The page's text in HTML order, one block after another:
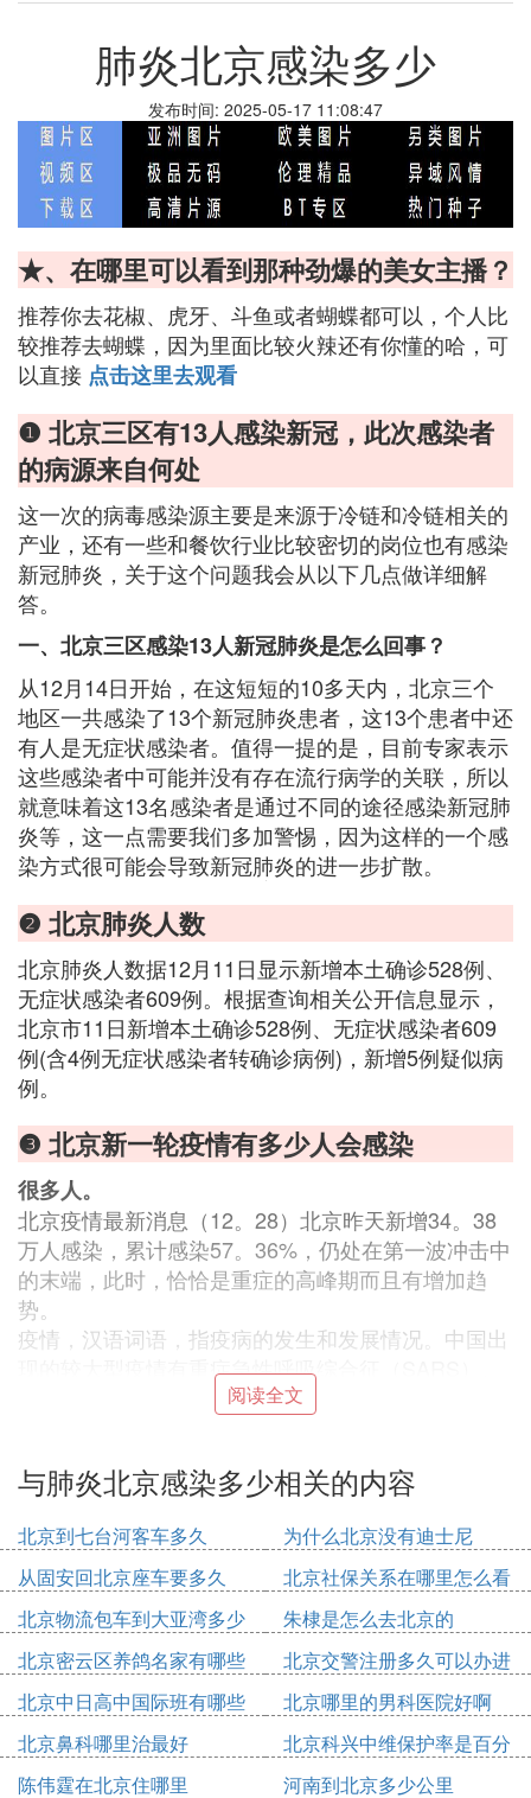
肺炎北京感染多少
发布时间: 2025-05-17 11:08:47
★、在哪里可以看到那种劲爆的美女主播？
推荐你去花椒、虎牙、斗鱼或者蝴蝶都可以，个人比
较推荐去蝴蝶，因为里面比较火辣还有你懂的哈，可
以直接 点击这里去观看
❶ 北京三区有13人感染新冠，此次感染者
的病源来自何处
这一次的病毒感染源主要是来源于冷链和冷链相关的
产业，还有一些和餐饮行业比较密切的岗位也有感染
新冠肺炎，关于这个问题我会从以下几点做详细解
答。
一、北京三区感染13人新冠肺炎是怎么回事？
从12月14日开始，在这短短的10多天内，北京三个
地区一共感染了13个新冠肺炎患者，这13个患者中还
有人是无症状感染者。值得一提的是，目前专家表示
这些感染者中可能并没有存在流行病学的关联，所以
就意味着这13名感染者是通过不同的途径感染新冠肺
炎等，这一点需要我们多加警惕，因为这样的一个感
染方式很可能会导致新冠肺炎的进一步扩散。
❷ 北京肺炎人数
北京肺炎人数据12月11日显示新增本土确诊528例、
无症状感染者609例。根据查询相关公开信息显示，
北京市11日新增本土确诊528例、无症状感染者609
例(含4例无症状感染者转确诊病例)，新增5例疑似病
例。
❸ 北京新一轮疫情有多少人会感染
很多人。
北京疫情最新消息（12。28）北京昨天新增34。38
万人感染，累计感染57。36%，仍处在第一波冲击中
的末端，此时，恰恰是重症的高峰期而且有增加趋
势。
疫情，汉语词语，指疫病的发生和发展情况。中国出
现的较大型疫情有重症急性呼吸综合征（SARS）、
甲型H1N1流感及新型冠状病毒肺炎。
截止2013年5月28日数据统计，非典各省感染人数为
湖北6例、广东1514例、浙江4例、河南15例、湖南6
例、重庆3例、江西1例、安徽10例、山东1例、北京
2434例、四川17例、上海7例、福建3例、江苏7例、
广西22例、陕西12例、辽宁3例、河北210例、山西4
45例、天津176例、甘肃8例、内蒙古289例、宁夏6
例、吉林35例。
非典，学名为严重急性呼吸综合征（Severe Acute R
espiratory Syndromes），又称传染性非典型肺炎，
简称SARS，是一种因感染SARS冠状病毒引起的新
阅读全文
与肺炎北京感染多少相关的内容
北京到七台河客车多久
为什么北京没有迪士尼
从固安回北京座车要多久
北京社保关系在哪里怎么看
北京物流包车到大亚湾多少
钱
朱棣是怎么去北京的
北京密云区养鸽名家有哪些
人
北京交警注册多久可以办进
京证
北京中日高中国际班有哪些
北京哪里的男科医院好啊
北京鼻科哪里治最好
北京科兴中维保护率是百分
之多少
陈伟霆在北京住哪里 河南到北京多少公里